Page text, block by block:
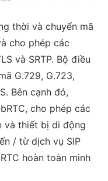
thời và chuyển mã
cho phép các
và SRTP. Bộ điều
G.729, G.723,
Bên cạnh đó,
cho phép các
và thiết bị di động
/ từ dịch vụ SIP
hoàn toàn minh